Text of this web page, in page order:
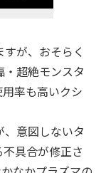
が、おそらく
超絶モンスタ
率も高いクシ
意図しないタ
具合が修正さ